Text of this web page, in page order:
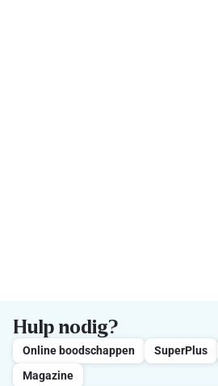
Hulp nodig?
Online boodschappen SuperPlus
Magazine